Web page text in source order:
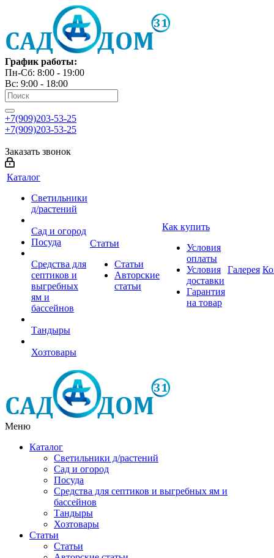
График работы:
Пн-Сб: 8:00 - 19:00
Вс: 9:00 - 18:00
+7(909)203-53-25
+7(909)203-53-25
Заказать звонок
Каталог
Светильники
д/растений
Сад и огород
Посуда
Средства для
септиков и
выгребных
ям и
бассейнов
Тандыры
Хозтовары
Статьи
Статьи
Авторские
статьи
Как купить
Условия
оплаты
Условия
доставки
Гарантия
на товар
Галерея
Меню
Каталог
Светильники д/растений
Сад и огород
Посуда
Средства для септиков и выгребных ям и
бассейнов
Тандыры
Хозтовары
Статьи
Статьи